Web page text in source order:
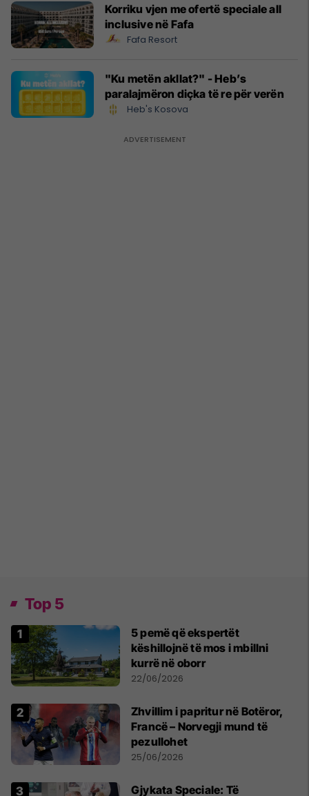
Korriku vjen me ofertë speciale all
inclusive në Fafa
Fafa Resort
"Ku metën akllat?" - Heb’s
paralajmëron diçka të re për verën
Heb's Kosova
Top 5
5 pemë që ekspertët
këshillojnë të mos i mbillni
kurrë në oborr
22/06/2026
Zhvillim i papritur në Botëror,
Francë – Norvegji mund të
pezullohet
25/06/2026
​Gjykata Speciale: Të